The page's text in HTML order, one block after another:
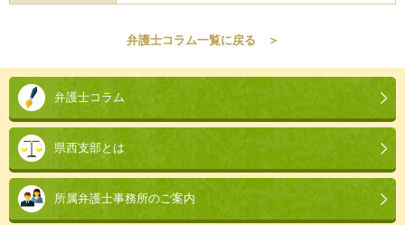
弁護士コラム一覧に戻る ＞
本
こ
こ
で。
弁護士コラム
県西支部とは
所属弁護士事務所のご案内